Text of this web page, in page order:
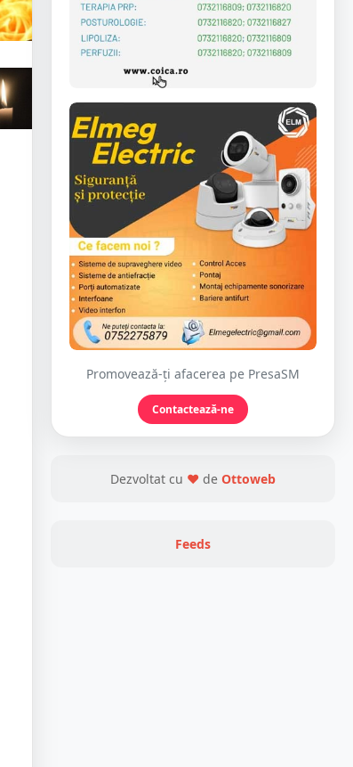
Promovează-ți afacerea pe PresaSM
Contactează-ne
Dezvoltat cu ❤ de Ottoweb
Feeds